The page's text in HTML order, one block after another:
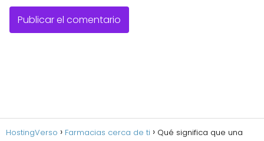
HostingVerso Farmacias cerca de ti
Qué significa que una